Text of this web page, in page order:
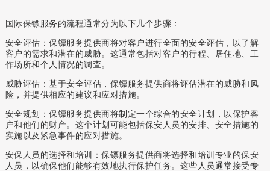
国际保镖服务的流程通常分为以下几个步骤：
安全评估：保镖服务提供商将对客户进行全面的安全评估，以了解
客户的需求和潜在的威胁。这通常包括对客户的行程、居住地、工
作场所和个人情况的调查。
威胁评估：基于安全评估，保镖服务提供商将评估潜在的威胁和风
险，并提供相应的建议和应对措施。
安全规划：保镖服务提供商将制定一个综合的安全计划，以保护客
户和他们的财产。这个计划可能包括保安人员的安排、安全措施的
实施以及紧急事件的应对措施。
安保 人员的选择和培训：保镖服务提供商将选择和培训专业的保安
人员，以确保他们能够有效地执行保护任务。这些人员通常接受专